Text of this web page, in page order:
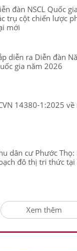
đàn NSCL Quốc
trụ cột chiến lược
mới
diễn ra Diễn đàn
gia năm 2026
14380-1:2025
dân cư Phước
đô thị tri thức tại
Xem thêm